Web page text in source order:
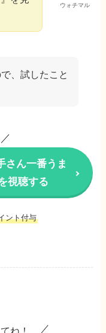
ウォチマル
、試したこと
さん一番うま
視聴する
ント付与
ね！